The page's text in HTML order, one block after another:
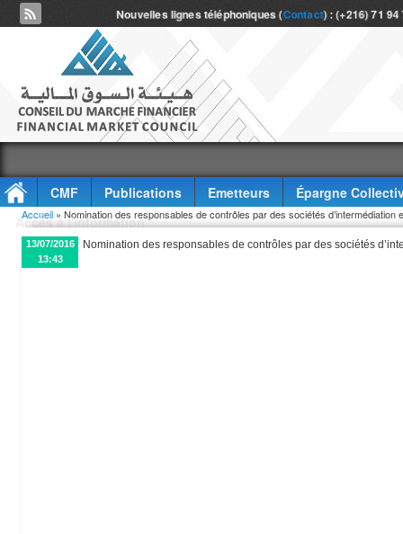
Nouvelles lignes téléphoniques (Contact) : (+216) 71
CMF Publications Emetteurs
Épargne
Accès à l'information
Vous êtes ici
Accueil » Nomination des responsables de contrôles par des sociétés d’intermédiation
13/07/2016
13:43
Nomination des responsables de contrôles par des sociétés